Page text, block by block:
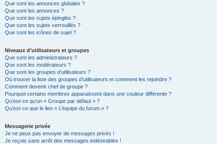
Que sont les annonces globales ?
Que sont les annonces ?
Que sont les sujets épinglés ?
Que sont les sujets verrouillés ?
Que sont les icônes de sujet ?
Niveaux d’utilisateurs et groupes
Que sont les administrateurs ?
Que sont les modérateurs ?
Que sont les groupes d’utilisateurs ?
Où trouver la liste des groupes d’utilisateurs et comment les rejoindre ?
Comment devenir chef de groupe ?
Pourquoi certains membres apparaissent dans une couleur différente ?
Qu’est-ce qu’un « Groupe par défaut » ?
Qu’est-ce que le lien « L’équipe du forum » ?
Messagerie privée
Je ne peux pas envoyer de messages privés !
Je reçois sans arrêt des messages indésirables !